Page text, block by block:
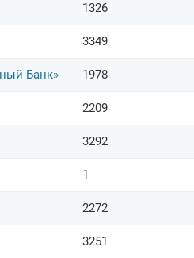
1326
3349
Банк» 1978
2209
3292
1
2272
3251